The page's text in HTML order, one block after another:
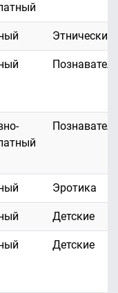
Этнические
Эротика
Детские
Детские